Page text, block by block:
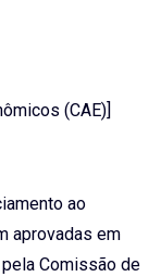
ao
aprovadas em
Comissão de